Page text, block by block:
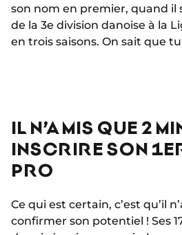
son nom en premier, quand il
de la 3e division danoise à la
en trois saisons. On sait que tu
IL N’A MIS QUE 2
INSCRIRE SON
PRO
Ce qui est certain, c’est qu’il
confirmer son potentiel ! Ses